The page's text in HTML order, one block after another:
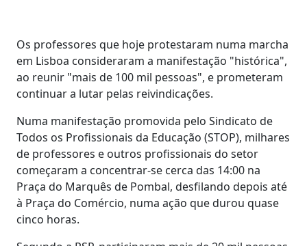
Os professores que hoje protestaram numa marcha
em Lisboa consideraram a manifestação "histórica",
ao reunir "mais de 100 mil pessoas", e prometeram
continuar a lutar pelas reivindicações.
Numa manifestação promovida pelo Sindicato de
Todos os Profissionais da Educação (STOP), milhares
de professores e outros profissionais do setor
começaram a concentrar-se cerca das 14:00 na
Praça do Marquês de Pombal, desfilando depois até
à Praça do Comércio, numa ação que durou quase
cinco horas.